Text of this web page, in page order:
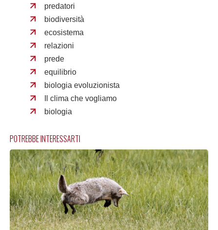
predatori
biodiversità
ecosistema
relazioni
prede
equilibrio
biologia evoluzionista
Il clima che vogliamo
biologia
POTREBBE INTERESSARTI